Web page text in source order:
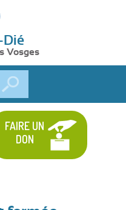
Dié
Vosges
FAIRE UN
DON